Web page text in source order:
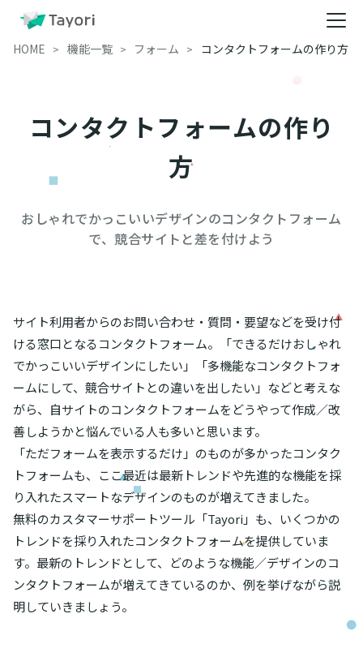
HOME 機能一覧 フォーム コンタクトフォームの作り方
コンタクトフォームの作り
方
おしゃれでかっこいいデザインのコンタクトフォーム
で、競合サイトと差を付けよう
サイト利用者からのお問い合わせ・質問・要望などを受け付
ける窓口となるコンタクトフォーム。「できるだけおしゃれ
でかっこいいデザインにしたい」「多機能なコンタクトフォ
ームにして、競合サイトとの違いを出したい」などと考えな
がら、自サイトのコンタクトフォームをどうやって作成／改
善しようかと悩んでいる人も多いと思います。
「ただフォームを表示するだけ」のものが多かったコンタク
トフォームも、ここ最近は最新トレンドや先進的な機能を採
り入れたスマートなデザインのものが増えてきました。
無料のカスタマーサポートツール「Tayori」も、いくつかの
トレンドを採り入れたコンタクトフォームを提供していま
す。最新のトレンドとして、どのような機能／デザインのコ
ンタクトフォームが増えてきているのか、例を挙げながら説
明していきましょう。